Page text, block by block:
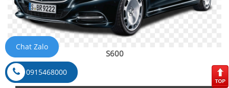
S600
Chat Zalo
0915468000